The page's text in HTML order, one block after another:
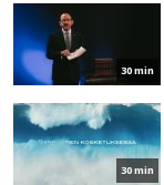
30 min
30 min